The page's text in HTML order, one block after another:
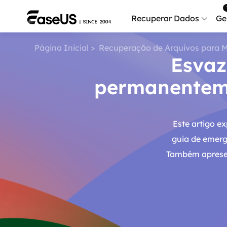
Recuperar Dados
Mais
Página Inicial > Recuperação de Arquivos para
Este artigo
guia de
Também